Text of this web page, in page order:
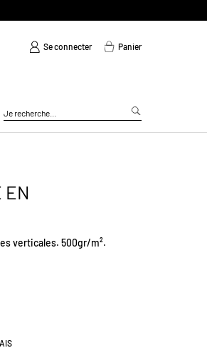
Se connecter Panier
EN
verticales. 500gr/m².